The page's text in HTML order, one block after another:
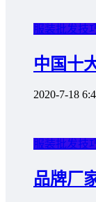
服装批发技
中国十
2020-7-18
服装批发技
品牌厂